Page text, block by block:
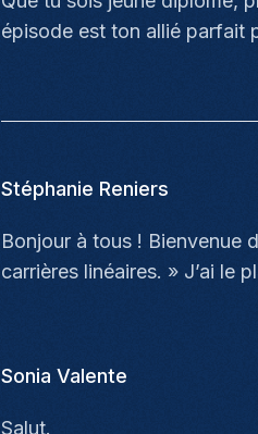
épisode est ton allié parfait
Stéphanie Reniers
Bonjour à tous ! Bienvenue
carrières linéaires. » J’ai le
Sonia Valente
Salut.